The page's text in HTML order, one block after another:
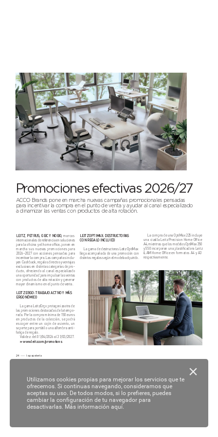
LEITZ, PETRUS, GBC Y NOBO, marcas
internacionales de referencia en soluciones
para la oficina y el home office, ponen en
marcha sus nuevas promociones para
2026–2027 con acciones pensadas para
incentivar la compra. Las campañas inclu-
yen Cashback, regalos directos y ventajas
exclusivas en distintas categorías de pro-
ducto, ofreciendo al canal especializado
una oportunidad para impulsar las ventas
con productos de alta rotación y generar
mayor dinamismo en el punto de venta.
LEITZ ERGO: TRABAJO ACTIVO Y MÁS
ERGONÓMICO
La gama Leitz Ergo protagoniza otra de
las promociones destacadas de la tempo-
rada. Por la compra mínima de 150 euros
en productos de la colección, se podrá
escoger entre un cojín de asiento, un
soporte para portátil o una alfombra anti-
fatiga de regalo.
Validez: del 01/04/2026 al 31/03/2027.
» www.leitz.com/promotions
LEITZ OPTIMAX: DESTRUCTORAS
CON REGALO INCLUIDO
La gama de destructoras Leitz OptiMax
llega acompañada de una promoción con
distintos regalos según el modelo adquirido.
La compra de una OptiMax 225 incluye
una cizalla Leitz Precision Home Office
A4, mientras que los modelos OptiMax 350
y 550 incorporan una plastificadora Leitz
iLAM Home Office en formatos A4 y A3
respectivamente.
24 la papelería
Promociones efectivas 2026/27
ACCO Brands pone en marcha nuevas campañas promocionales pensadas
para incentivar la compra en el punto de venta y ayudar al canal especializado
a dinamizar las ventas con productos de alta rotación.
Utilizamos cookies propias para mejorar los servicios que te
ofrecemos. Si continuas navegando, consideramos que
aceptas su uso. De todos modos, si lo prefieres, puedes
cambiar la configuración de tu navegador para
desactivarlas. Más información aquí.